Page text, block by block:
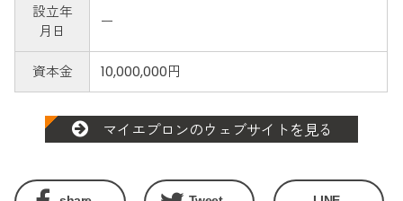
設立年
月日
ー
資本金 10,000,000円
マイエプロンのウェブサイトを見る